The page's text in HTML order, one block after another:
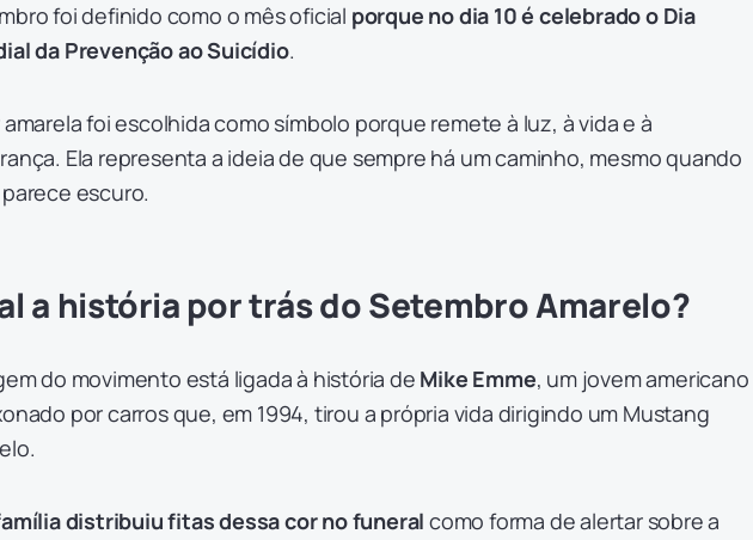
foi definido como o mês oficial porque no dia 10 é celebrado o Dia
da Prevenção ao Suicídio.
amarela foi escolhida como símbolo porque remete à luz, à vida e à
Ela representa a ideia de que sempre há um caminho, mesmo quando
escuro.
a história por trás do Setembro Amarelo?
do movimento está ligada à história de Mike Emme, um jovem americano
por carros que, em 1994, tirou a própria vida dirigindo um Mustang
distribuiu fitas dessa cor no funeralcomo forma de alertar sobre a